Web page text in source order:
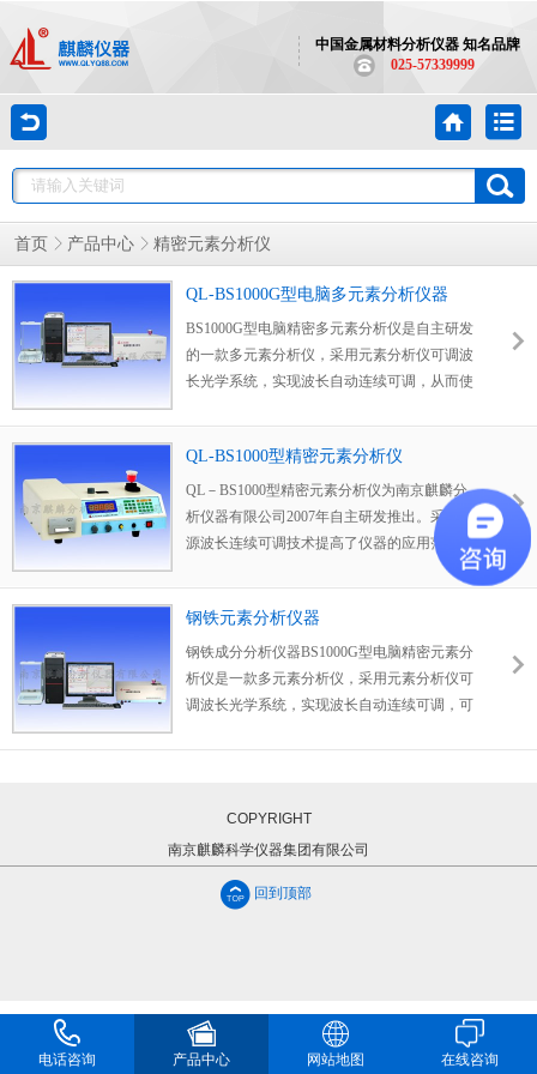
中国金属材料分析仪器 知名品牌
025-57339999
首页 产品中心 精密元素分析仪
QL-BS1000G型电脑多元素分析仪器
BS1000G型电脑精密多元素分析仪是自主研发
的一款多元素分析仪，采用元素分析仪可调波
长光学系统，实现波长自动连续可调，从而使
可用于各种材料及其合金的多种元素分析。
QL-BS1000型精密元素分析仪
QL－BS1000型精密元素分析仪为南京麒麟分
析仪器有限公司2007年自主研发推出。采用光
源波长连续可调技术提高了仪器的应用范围和
分析结果的准确性。只要有元素的光度分析方
黑色和有色金属及其合金等各种材料中的硅、
锰、磷、镍、铬、铜等多种元素的含量分析，
可以满足铸造、冶金、机械、化工等行业在炉
前、成品、来料化验等方面对各种材料多元素
钢铁元素分析仪器
钢铁成分分析仪器BS1000G型电脑精密元素分
析仪是一款多元素分析仪，采用元素分析仪可
调波长光学系统，实现波长自动连续可调，可
到现在的3nm，因而可以使产品在扩大应用范
COPYRIGHT
南京麒麟科学仪器集团有限公司
电话咨询 产品中心 网站地图 在线咨询
回到顶部